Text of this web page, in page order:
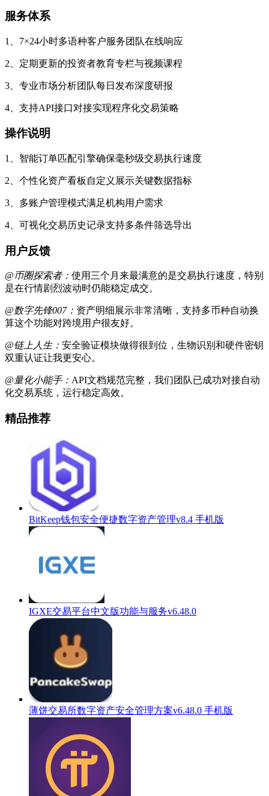
服务体系
1、7×24小时多语种客户服务团队在线响应
2、定期更新的投资者教育专栏与视频课程
3、专业市场分析团队每日发布深度研报
4、支持API接口对接实现程序化交易策略
操作说明
1、智能订单匹配引擎确保毫秒级交易执行速度
2、个性化资产看板自定义展示关键数据指标
3、多账户管理模式满足机构用户需求
4、可视化交易历史记录支持多条件筛选导出
用户反馈
@币圈探索者： 使用三个月来最满意的是交易执行速度，特别
是在行情剧烈波动时仍能稳定成交。
@数字先锋007： 资产明细展示非常清晰，支持多币种自动换
算这个功能对跨境用户很友好。
@链上人生： 安全验证模块做得很到位，生物识别和硬件密钥
双重认证让我更安心。
@量化小能手： API文档规范完整，我们团队已成功对接自动
化交易系统，运行稳定高效。
精品推荐
BitKeep钱包安全便捷数字资产管理v8.4 手机版
IGXE交易平台中文版功能与服务v6.48.0
薄饼交易所数字资产安全管理方案v6.48.0 手机版